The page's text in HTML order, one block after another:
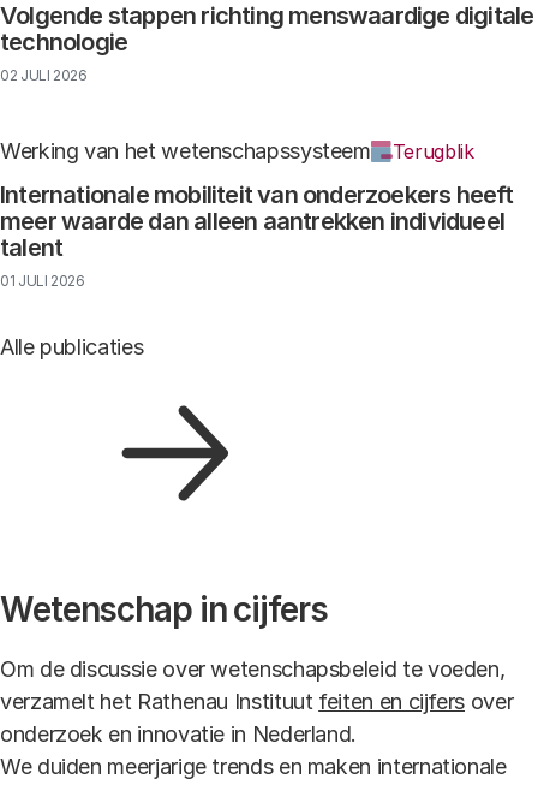
Volgende stappen richting menswaardige digitale
technologie
02 JULI 2026
Internationale mobiliteit van onderzoekers heeft
meer waarde dan alleen aantrekken individueel
talent
Werking van het wetenschapssysteem Terugblik
01 JULI 2026
Alle publicaties
Wetenschap in cijfers
Om de discussie over wetenschapsbeleid te voeden,
verzamelt het Rathenau Instituut feiten en cijfers over
onderzoek en innovatie in Nederland.
We duiden meerjarige trends en maken internationale